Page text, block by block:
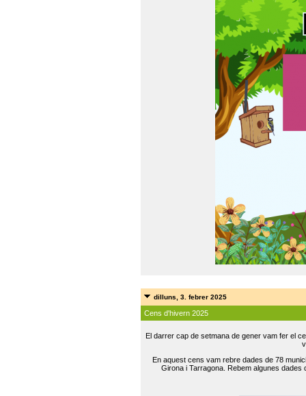
dilluns, 3. febrer 2025
Cens d'hivern 2025
El darrer cap de setmana de gener vam fer el
En aquest cens vam rebre dades de 78
Girona i Tarragona. Rebem algunes